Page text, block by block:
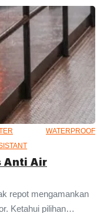
Anda bisa
ke dalamnya.
Tergantung
dapat memakainya
Bisa juga untuk
Bila punya bayi,
WATERPROOF
Anti Air
repot mengamankan
Ketahui pilihan